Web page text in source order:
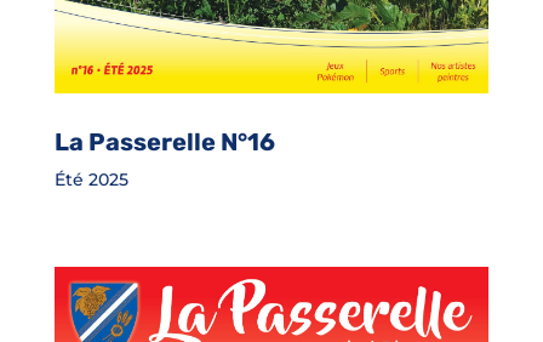
La Passerelle N°16
Été 2025